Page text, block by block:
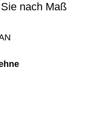
nach Maß